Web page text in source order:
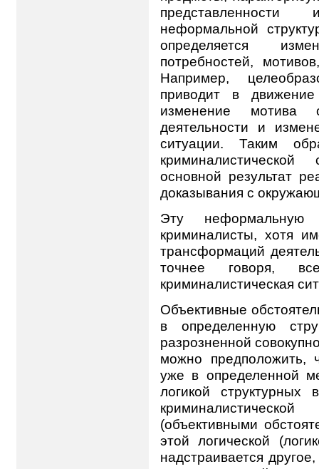
неформальной
определяется
потребностей,
Например,
приводит в
изменение мотива
деятельности и
ситуации. Таким
основной результат
доказывания с
Эту
криминалисты, хотя
трансформаций
точнее говоря,
криминалистическая
Объективные
в определенную
разрозненной
можно предположить,
уже в определенной
логикой структурных
(объективными
этой логической
надстраивается